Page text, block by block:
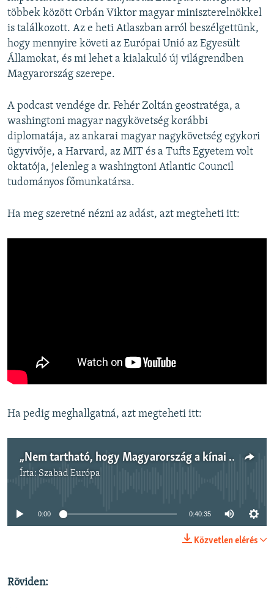
többek között Orbán Viktor magyar miniszterelnökkel
is találkozott. Az e heti Atlaszban arról beszélgettünk,
hogy mennyire követi az Európai Unió az Egyesült
Államokat, és mi lehet a kialakuló új világrendben
Magyarország szerepe.
A podcast vendége dr. Fehér Zoltán geostratéga, a
washingtoni magyar nagykövetség korábbi
diplomatája, az ankarai magyar nagykövetség egykori
ügyvivője, a Harvard, az MIT és a Tufts Egyetem volt
oktatója, jelenleg a washingtoni Atlantic Council
tudományos főmunkatársa.
Ha meg szeretné nézni az adást, azt megteheti itt:
Ha pedig meghallgatná, azt megteheti itt:
„Nem tartható, hogy Magyarország a kínai és az orosz érdekekhez orientálódjon” – washingtoni szakértő
Írta: Szabad Európa
Jelenleg nincs elérhető tartalom
0:00 0:40:35
Közvetlen elérés
Röviden: